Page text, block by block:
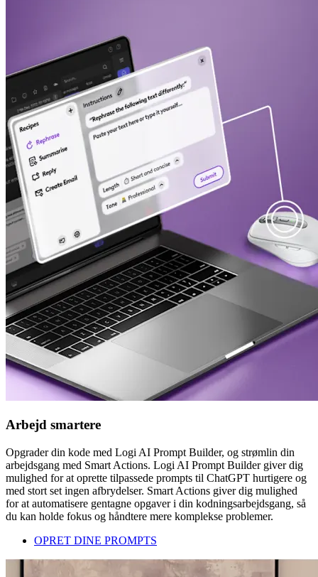
Arbejd smartere
Opgrader din kode med Logi AI Prompt Builder, og strømlin din
arbejdsgang med Smart Actions. Logi AI Prompt Builder giver dig
mulighed for at oprette tilpassede prompts til ChatGPT hurtigere og
med stort set ingen afbrydelser. Smart Actions giver dig mulighed
for at automatisere gentagne opgaver i din kodningsarbejdsgang, så
du kan holde fokus og håndtere mere komplekse problemer.
OPRET DINE PROMPTS